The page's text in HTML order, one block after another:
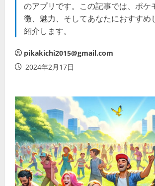
のアプリです。この記事では、ポケ
徴、魅力、そしてあなたにおすすめ
紹介します。
pikakichi2015@gmail.com
2024年2月17日